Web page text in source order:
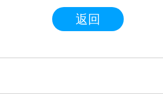
返回